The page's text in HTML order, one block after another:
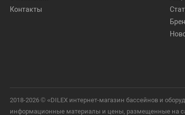
Контакты
2018-2026 © «DILEX интернет-магазин бассейнов и
информационные материалы и цены, размещенные на